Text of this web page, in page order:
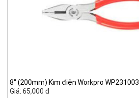
8" (200mm) Kìm điện Workpro WP231003
Giá: 65,000 đ